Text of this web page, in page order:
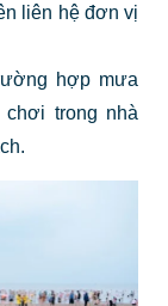
liên hệ đơn vị
hợp mưa
trong nhà